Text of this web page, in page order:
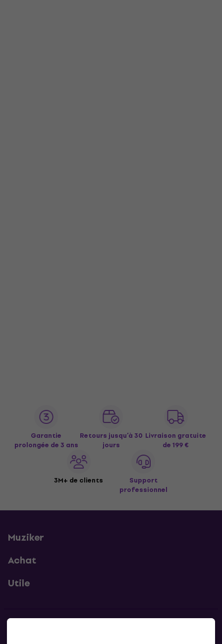
Garantie
prolongée de 3 ans
Retours jusqu’à 30
jours
Livraison gratuite
de 199 €
3M+ de clients
Support
professionnel
Muziker
Achat
Utile